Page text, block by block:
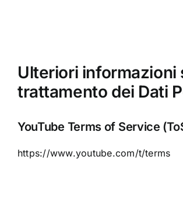
Ulteriori informazioni
trattamento dei Dati
YouTube Terms of Service
https://www.youtube.com/t/terms